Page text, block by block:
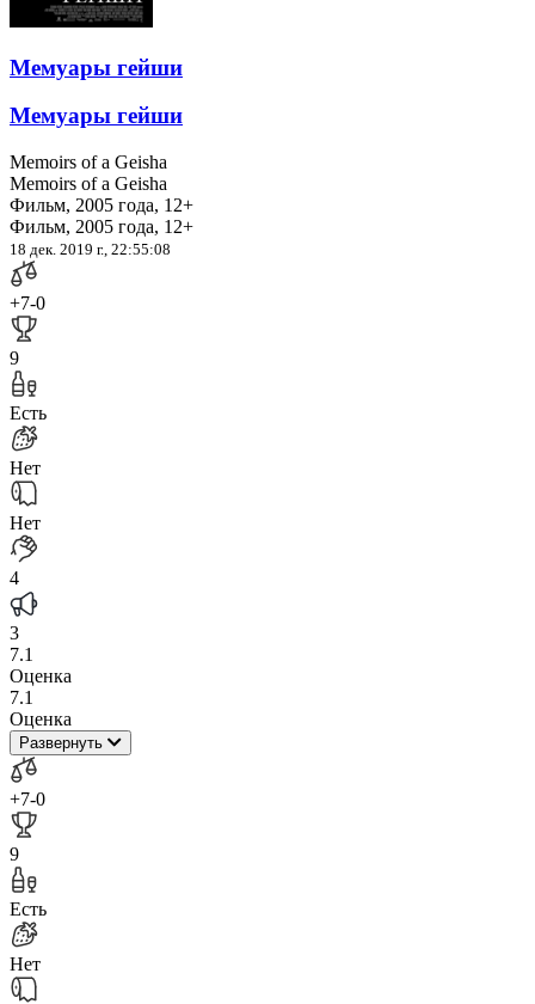
Мемуары гейши
Мемуары гейши
Memoirs of a Geisha
Memoirs of a Geisha
Фильм, 2005 года, 12+
Фильм, 2005 года, 12+
18 дек. 2019 г., 22:55:08
+7-0
9
Есть
Нет
Нет
4
3
7.1
Оценка
7.1
Оценка
Развернуть
+7-0
9
Есть
Нет